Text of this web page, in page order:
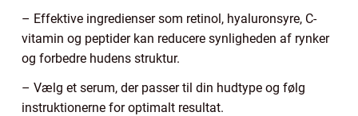
– Effektive ingredienser som retinol, hyaluronsyre, C-
vitamin og peptider kan reducere synligheden af rynker
og forbedre hudens struktur.
– Vælg et serum, der passer til din hudtype og følg
instruktionerne for optimalt resultat.